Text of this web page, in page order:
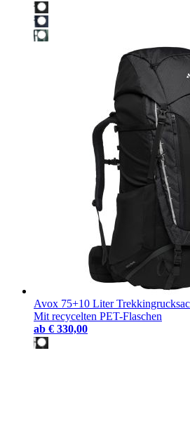
Avox 75+10 Liter
Mit recycelten PET-Flaschen
ab € 330,00